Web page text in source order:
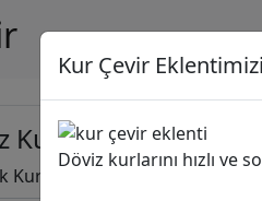
Kuru Hesapla
Kur
Kur Çevir
Döviz kurlarını hızlı